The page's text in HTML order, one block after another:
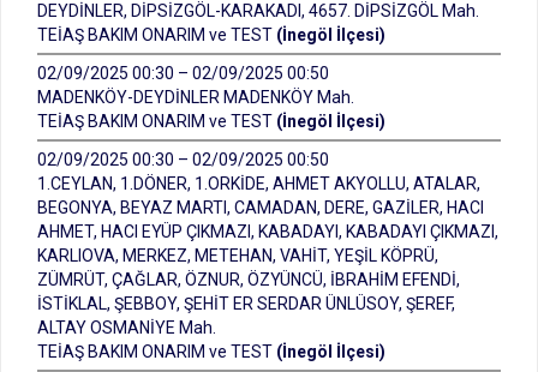
DEYDİNLER, DİPSİZGÖL-KARAKADI, 4657. DİPSİZGÖL Mah.
TEİAŞ BAKIM ONARIM ve TEST (İnegöl İlçesi)
02/09/2025 00:30 – 02/09/2025 00:50
MADENKÖY-DEYDİNLER MADENKÖY Mah.
TEİAŞ BAKIM ONARIM ve TEST (İnegöl İlçesi)
02/09/2025 00:30 – 02/09/2025 00:50
1.CEYLAN, 1.DÖNER, 1.ORKİDE, AHMET AKYOLLU, ATALAR,
BEGONYA, BEYAZ MARTI, CAMADAN, DERE, GAZİLER, HACI
AHMET, HACI EYÜP ÇIKMAZI, KABADAYI, KABADAYI ÇIKMAZI,
KARLIOVA, MERKEZ, METEHAN, VAHİT, YEŞİL KÖPRÜ,
ZÜMRÜT, ÇAĞLAR, ÖZNUR, ÖZYÜNCÜ, İBRAHİM EFENDİ,
İSTİKLAL, ŞEBBOY, ŞEHİT ER SERDAR ÜNLÜSOY, ŞEREF,
ALTAY OSMANİYE Mah.
TEİAŞ BAKIM ONARIM ve TEST (İnegöl İlçesi)